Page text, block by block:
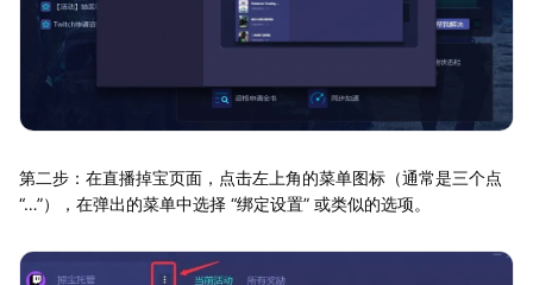
第二步：在直播掉宝页面，点击左上角的菜单图标（通常是三个点
“…”），在弹出的菜单中选择 “绑定设置” 或类似的选项。